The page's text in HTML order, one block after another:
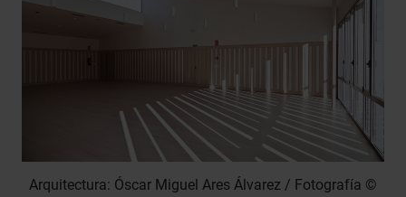
Arquitectura: Óscar Miguel Ares Álvarez / Fotografía ©